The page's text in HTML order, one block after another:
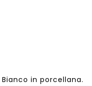
in porcellana.